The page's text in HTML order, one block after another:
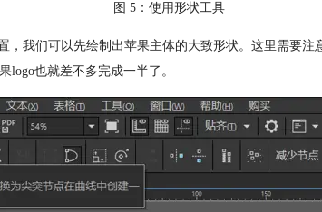
图 5：使用形状工具
，我们可以先绘制出苹果主体的大致形状。这里需要
logo也就差不多完成一半了。